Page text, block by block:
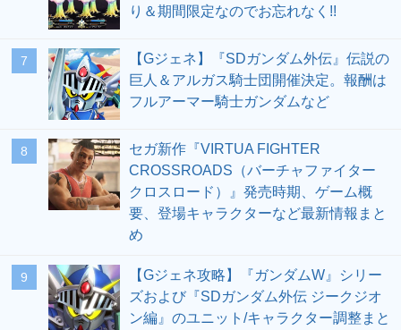
り＆期間限定なのでお忘れなく!!
7
【Gジェネ】『SDガンダム外伝』伝説の
巨人＆アルガス騎士団開催決定。報酬は
フルアーマー騎士ガンダムなど
8
セガ新作『VIRTUA FIGHTER
CROSSROADS（バーチャファイター
クロスロード）』発売時期、ゲーム概
要、登場キャラクターなど最新情報まと
め
9
【Gジェネ攻略】『ガンダムW』シリー
ズおよび『SDガンダム外伝 ジークジオ
ン編』のユニット/キャラクター調整まと